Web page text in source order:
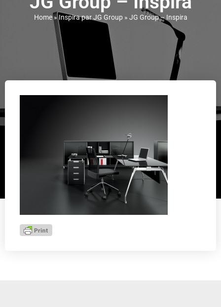
Home»Inspira par JG Group» JG Group – Inspira